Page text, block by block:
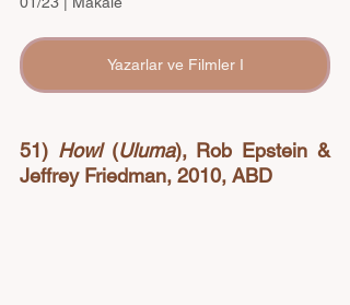
Yazarlar ve Filmler I
51) Howl (Uluma), Rob Epstein &
Jeffrey Friedman, 2010, ABD